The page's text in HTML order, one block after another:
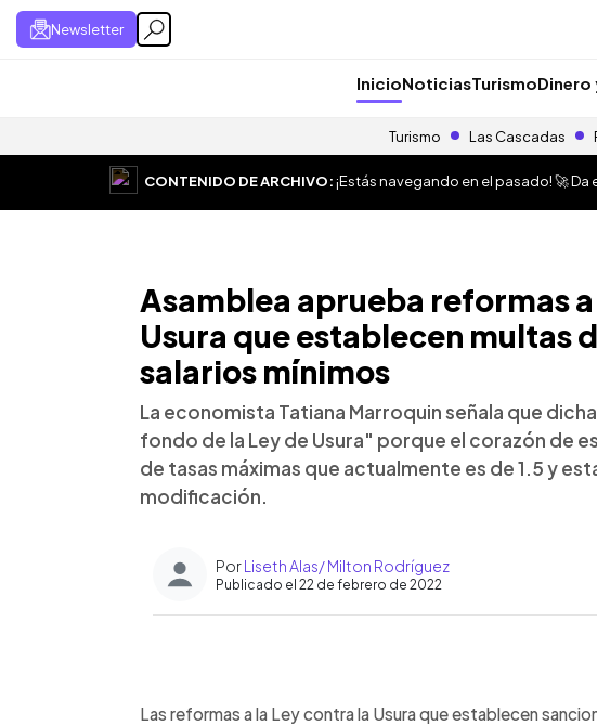
Newsletter
InicioNoticiasTurismoDinero
Turismo Las Cascadas
CONTENIDO DE ARCHIVO:¡Estás navegando en el pasado! 🚀 Da
Asamblea aprueba reformas
Usura que establecen multas
salarios mínimos
La economista Tatiana Marroquin señala que
fondo de la Ley de Usura" porque el corazón de
de tasas máximas que actualmente es de 1.5 y
modificación.
PorLiseth Alas/ Milton Rodríguez
Publicado el 22 de febrero de 2022
Escuchar artículo
Las reformas a la Ley contra la Usura que establecen